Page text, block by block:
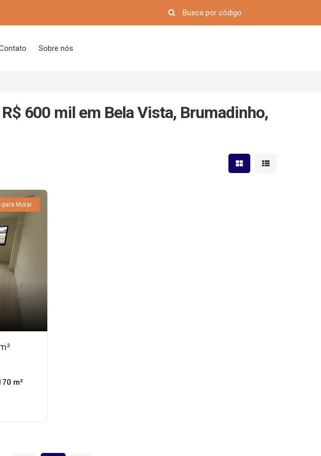
Sobre nós
600 mil em Bela Vista, Brumadinho,
Mostrar resultados em
Mostrar
para Morar
m²